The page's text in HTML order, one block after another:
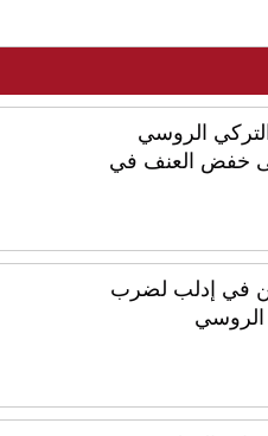
التركي الروسي
خفض العنف في
في إدلب لضرب
الروسي